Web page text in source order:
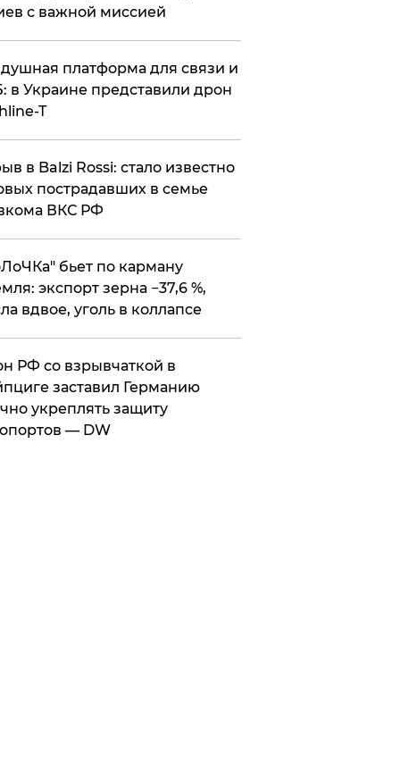
с важной миссией
платформа для связи и
в Украине представили дрон
T
в Balzi Rossi: стало известно
пострадавших в семье
ВКС РФ
бьет по карману
экспорт зерна −37,6 %,
вдвое, уголь в коллапсе
РФ со взрывчаткой в
заставил Германию
укреплять защиту
— DW